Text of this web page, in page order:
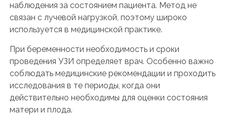
наблюдения за состоянием пациента. Метод не
связан с лучевой нагрузкой, поэтому широко
используется в медицинской практике.
При беременности необходимость и сроки
проведения УЗИ определяет врач. Особенно важно
соблюдать медицинские рекомендации и проходить
исследования в те периоды, когда они
действительно необходимы для оценки состояния
матери и плода.